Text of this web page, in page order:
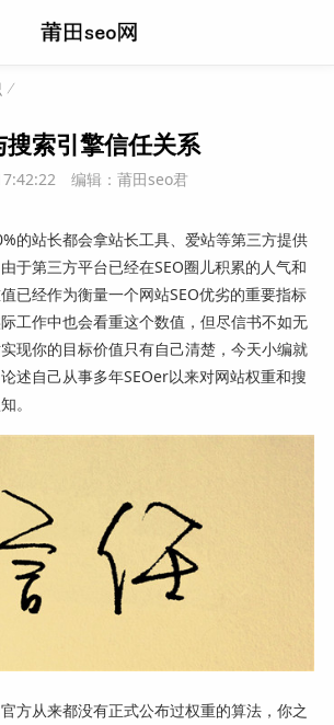
索引擎信任关系
编辑：莆田seo君
的站长都会拿站长工具、爱站等第三方提供
于第三方平台已经在SEO圈儿积累的人气和
已经作为衡量一个网站SEO优劣的重要指标
工作中也会看重这个数值，但尽信书不如无
现你的目标价值只有自己清楚，今天小编就
述自己从事多年SEOer以来对网站权重和搜
。
方从来都没有正式公布过权重的算法，你之